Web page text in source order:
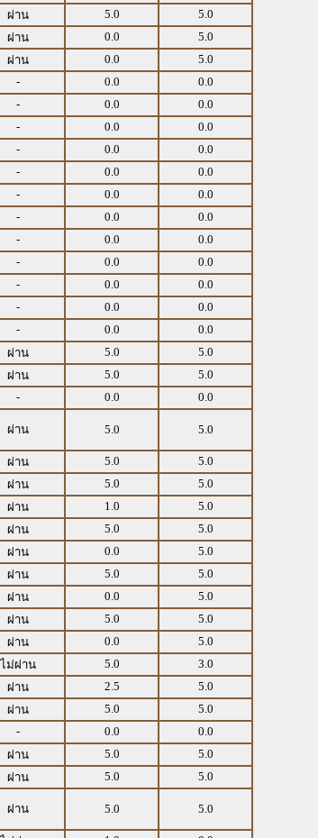
ผ่าน 5.0
5.0
ผ่าน 0.0
5.0
ผ่าน 0.0
5.0
- 0.0
0.0
- 0.0
0.0
- 0.0
0.0
- 0.0
0.0
- 0.0
0.0
- 0.0
0.0
- 0.0
0.0
- 0.0
0.0
- 0.0
0.0
- 0.0
0.0
- 0.0
0.0
- 0.0
0.0
ผ่าน 5.0
5.0
ผ่าน 5.0
5.0
- 0.0
0.0
ผ่าน 5.0 5.0
ผ่าน 5.0
5.0
ผ่าน 5.0
5.0
ผ่าน 1.0
5.0
ผ่าน 5.0
5.0
ผ่าน 0.0
5.0
ผ่าน 5.0
5.0
ผ่าน 0.0
5.0
ผ่าน 5.0
5.0
ผ่าน 0.0
5.0
ไม่ผ่าน 5.0
3.0
ผ่าน 2.5
5.0
ผ่าน 5.0
5.0
- 0.0
0.0
ผ่าน 5.0
5.0
ผ่าน 5.0
5.0
ผ่าน 5.0 5.0